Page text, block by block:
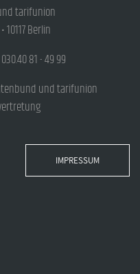
tarifunion
Berlin
81 - 49 99
und tarifunion
IMPRESSUM